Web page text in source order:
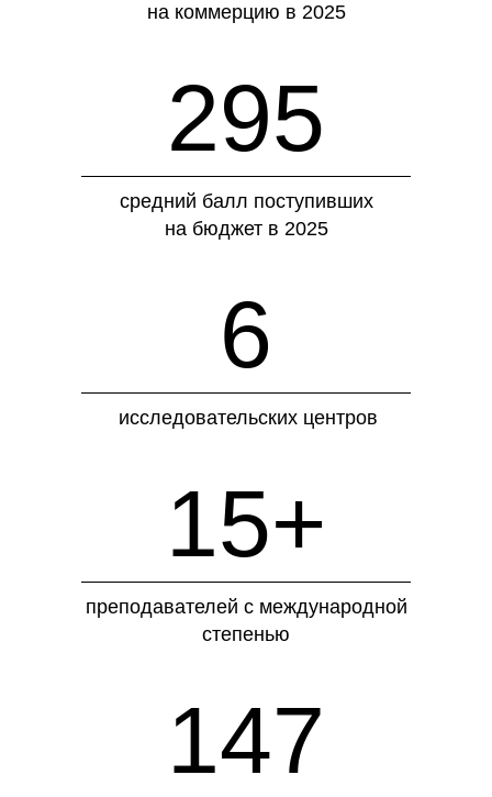
исследовательских центров
6
15+
преподавателей с международной
степенью
147
на коммерцию в 2025
295
средний балл поступивших
на бюджет в 2025